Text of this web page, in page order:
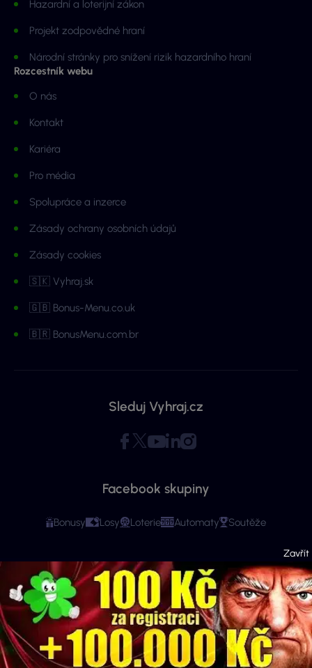
Hazardní a loterijní zákon
Projekt zodpovědné hraní
Národní stránky pro snížení rizik hazardního hraní
Rozcestník webu
O nás
Kontakt
Kariéra
Pro média
Spolupráce a inzerce
Zásady ochrany osobních údajů
Zásady cookies
🇸🇰 Vyhraj.sk
🇬🇧 Bonus-Menu.co.uk
🇧🇷 BonusMenu.com.br
Sleduj Vyhraj.cz
Facebook skupiny
Bonusy Losy Loterie Automaty Soutěže
Copyright © 2026 - Všechna práva vyhrazena. Vyhraj.cz | Ministerstvo financí
varuje: Účastí na hazardní hře může vzniknout závislost! Stránky mají čistě
informační charakter. Veškeré informace se týkají osob starších 18 let.
Provozovatelem webu je ExeMedia s.r.o. se sídlem Kurzova 2222/16, Stodůlky,
155 00 Praha 5 (IČO: 13992228, DIČ: CZ13992228) · Kontakt:info@vyhraj.cz